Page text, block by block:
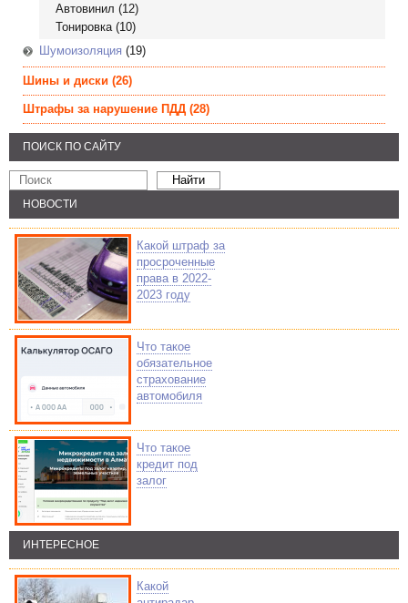
Автовинил (12)
Тонировка(10)
Шумоизоляция (19)
Шины и диски (26)
Штрафы за нарушение ПДД (28)
ПОИСК ПО САЙТУ
НОВОСТИ
Какой штраф за
просроченные
права в 2022-
2023 году
Что такое
обязательное
страхование
автомобиля
Что такое
кредит под
залог
ИНТЕРЕСНОЕ
Какой